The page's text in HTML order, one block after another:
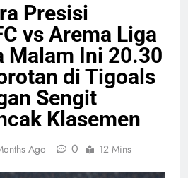
Presisi
vs Arema Liga
Malam Ini 20.30
di Tigoals
Sengit
Klasemen
Ago 0 12 Mins